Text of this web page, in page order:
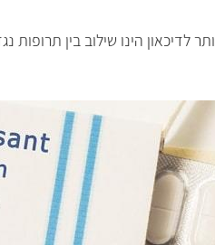
לדיכאון הינו שילוב בין תרופות